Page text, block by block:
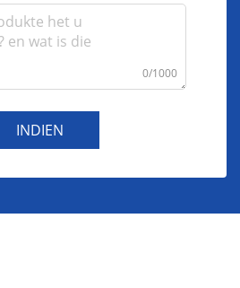
0/1000
INDIEN